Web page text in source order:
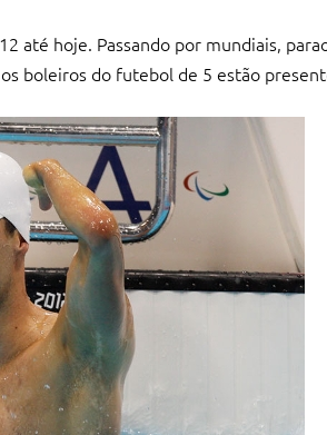
até hoje. Passando por mundiais,
boleiros do futebol de 5 estão